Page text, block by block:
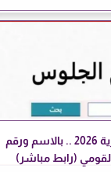
نتيجة الثانوية الأزهرية 2026 .. بالاسم ورقم
(رابط مباشر)